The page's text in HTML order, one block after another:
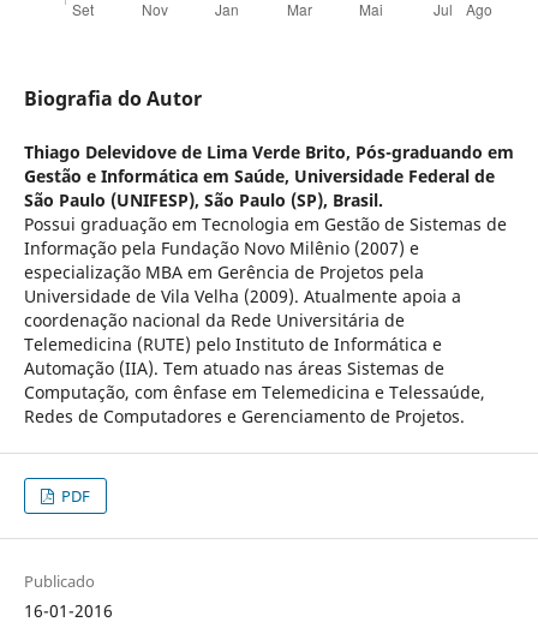
Biografia do Autor
Thiago Delevidove de Lima Verde Brito, Pós-graduando em
Gestão e Informática em Saúde, Universidade Federal de
São Paulo (UNIFESP), São Paulo (SP), Brasil.
Possui graduação em Tecnologia em Gestão de Sistemas de
Informação pela Fundação Novo Milênio (2007) e
especialização MBA em Gerência de Projetos pela
Universidade de Vila Velha (2009). Atualmente apoia a
coordenação nacional da Rede Universitária de
Telemedicina (RUTE) pelo Instituto de Informática e
Automação (IIA). Tem atuado nas áreas Sistemas de
Computação, com ênfase em Telemedicina e Telessaúde,
Redes de Computadores e Gerenciamento de Projetos.
PDF
Publicado
16-01-2016